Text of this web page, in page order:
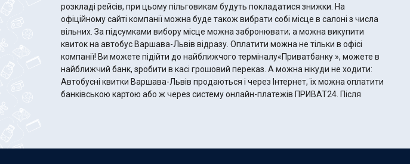
розкладі рейсів, при цьому пільговикам будуть покладатися знижки. На
офіційному сайті компанії можна буде також вибрати собі місце в салоні з числа
вільних. За підсумками вибору місце можна забронювати; а можна викупити
квиток на автобус Варшава-Львів відразу. Оплатити можна не тільки в офісі
компанії! Ви можете підійти до найближчого терміналу«Приватбанку », можете в
найближчий банк, зробити в касі грошовий переказ. А можна нікуди не ходити:
Автобусні квитки Варшава-Львів продаються і через Інтернет, їх можна оплатити
банківською картою або ж через систему онлайн-платежів ПРИВАТ24. Після